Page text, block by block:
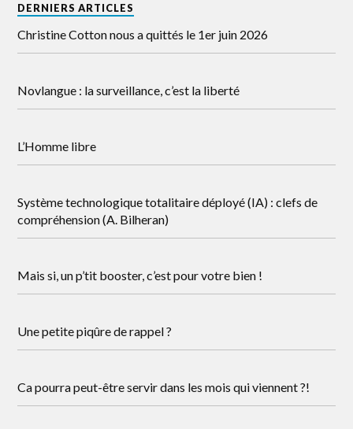
DERNIERS ARTICLES
Christine Cotton nous a quittés le 1er juin 2026
Novlangue : la surveillance, c’est la liberté
L’Homme libre
Système technologique totalitaire déployé (IA) : clefs de
compréhension (A. Bilheran)
Mais si, un p’tit booster, c’est pour votre bien !
Une petite piqûre de rappel ?
Ca pourra peut-être servir dans les mois qui viennent ?!